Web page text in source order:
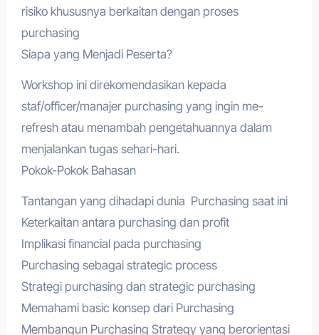
risiko khususnya berkaitan dengan proses
purchasing
Siapa yang Menjadi Peserta?
Workshop ini direkomendasikan kepada
staf/officer/manajer purchasing yang ingin me-
refresh atau menambah pengetahuannya dalam
menjalankan tugas sehari-hari.
Pokok-Pokok Bahasan
Tantangan yang dihadapi dunia Purchasing saat ini
Keterkaitan antara purchasing dan profit
Implikasi financial pada purchasing
Purchasing sebagai strategic process
Strategi purchasing dan strategic purchasing
Memahami basic konsep dari Purchasing
Membangun Purchasing Strategy yang berorientasi